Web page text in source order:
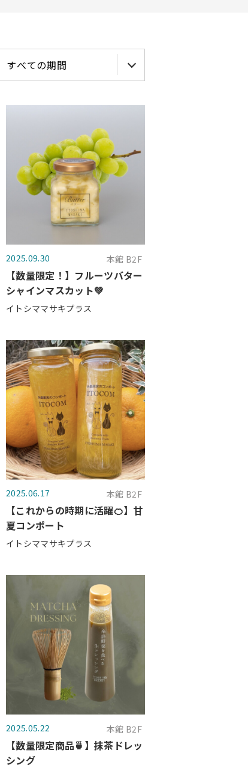
2025.09.30 本館 B2F
【数量限定！】フルーツバター
シャインマスカット💚
イトシママサキプラス
2025.06.17 本館 B2F
【これからの時期に活躍🍊】甘
夏コンポート
イトシママサキプラス
2025.05.22 本館 B2F
【数量限定商品🍵】抹茶ドレッ
シング